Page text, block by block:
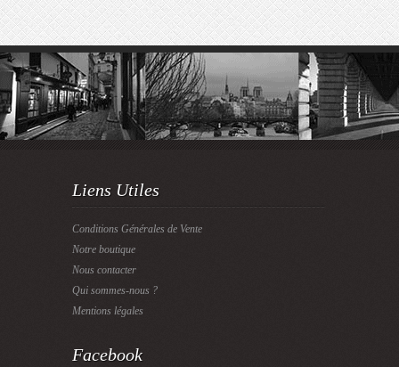
Liens Utiles
Conditions Générales de Vente
Notre boutique
Nous contacter
Qui sommes-nous ?
Mentions légales
Facebook